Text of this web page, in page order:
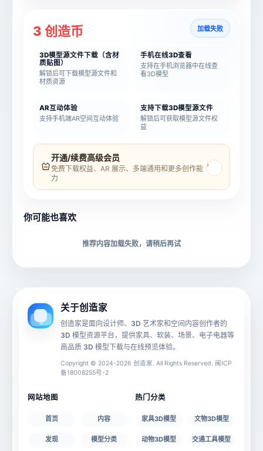
模型名称
材质贴图
文件大小
3 创造币 加载失败
3D模型源文件下载（含材
质贴图）
解锁后可下载模型源文件和
材质资源
手机在线3D查看
支持在手机浏览器中在线查
看3D模型
AR互动体验
支持手机端AR空间互动体验
支持下载3D模型源文件
解锁后可获取模型源文件权
益
开通/续费高级会员
免费下载权益、AR 展示、多端通用和更多创作能
力
›
你可能也喜欢
推荐内容加载失败，请稍后再试
关于创造家
创造家是面向设计师、3D 艺术家和空间内容创作者的
3D 模型资源平台，提供家具、软装、场景、电子电器等
高品质 3D 模型下载与在线预览体验。
Copyright © 2024-2026 创造家. All Rights Reserved. 闽ICP
备18008255号-2
网站地图
首页 内容
发现 模型分类
热门分类
家具3D模型 文物3D模型
动物3D模型 交通工具模型